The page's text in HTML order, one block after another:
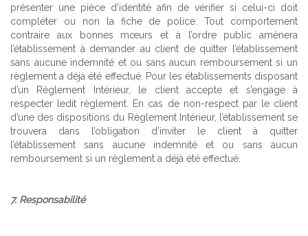
présenter une pièce d’identité afin de vérifier si celui-ci doit
compléter ou non la fiche de police. Tout comportement
contraire aux bonnes mœurs et à l’ordre public amènera
l’établissement à demander au client de quitter l’établissement
sans aucune indemnité et ou sans aucun remboursement si un
règlement a déjà été effectué. Pour les établissements disposant
d’un Règlement Intérieur, le client accepte et s’engage à
respecter ledit règlement. En cas de non-respect par le client
d’une des dispositions du Règlement Intérieur, l’établissement se
trouvera dans l’obligation d’inviter le client à quitter
l’établissement sans aucune indemnité et ou sans aucun
remboursement si un règlement a déjà été effectué.
7. Responsabilité